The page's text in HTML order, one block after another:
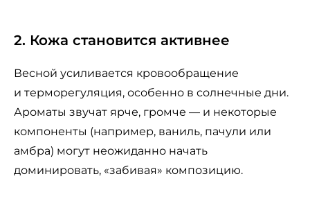
2. Кожа становится активнее
Весной усиливается кровообращение
и терморегуляция, особенно в солнечные дни.
Ароматы звучат ярче, громче — и некоторые
компоненты (например, ваниль, пачули или
амбра) могут неожиданно начать
доминировать, «забивая» композицию.